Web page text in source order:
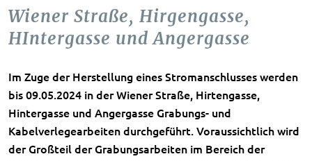
Wiener Straße, Hirgengasse,
HIntergasse und Angergasse
Im Zuge der Herstellung eines Stromanschlusses werden
bis 09.05.2024 in der Wiener Straße, Hirtengasse,
Hintergasse und Angergasse Grabungs- und
Kabelverlegearbeiten durchgeführt. Voraussichtlich wird
der Großteil der Grabungsarbeiten im Bereich der